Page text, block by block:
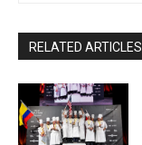
RELATED ARTICLES